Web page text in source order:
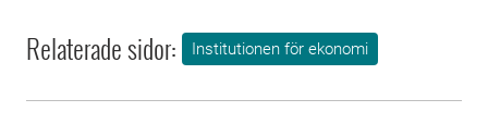
Relaterade sidor: Institutionen för ekonomi